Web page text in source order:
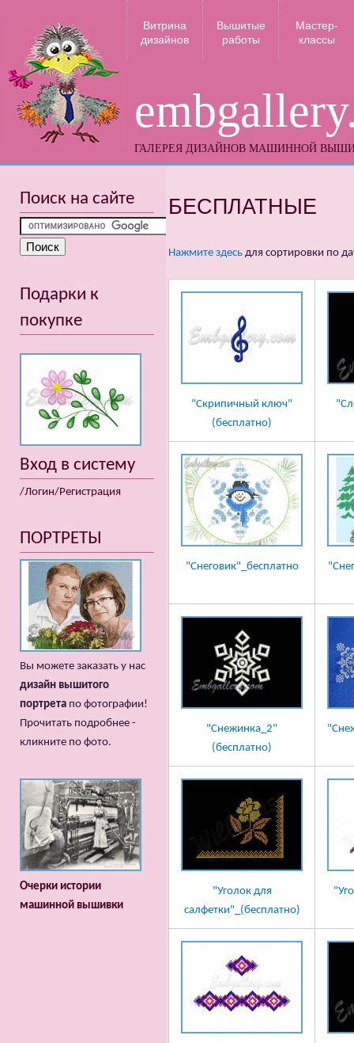
ГАЛЕРЕЯ ДИЗАЙНОВ МАШИННОЙ
Витрина
дизайнов
Вышитые
работы
Мастер-
классы
БЕСПЛАТНЫЕ
Нажмите здесь для сортировки по
"Скрипичный ключ"
(бесплатно)
"Снеговик"_бесплатно
"Снежинка_2"
(бесплатно)
"Уголок для
салфетки"_(бесплатно)
Поиск на сайте
Подарки к
покупке
Вход в систему
/Логин/Регистрация
ПОРТРЕТЫ
Вы можете заказать у нас
дизайн вышитого
портрета по фотографии!
Прочитать подробнее -
кликните по фото.
Очерки истории
машинной вышивки